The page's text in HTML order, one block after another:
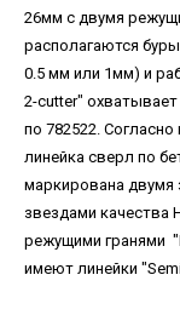
26мм с двумя
располагаются
0.5 мм или 1мм) и
2-cutter" охватывает
по 782522.
линейка сверл по
маркирована двумя
звездами качества
режущими гранями
имеют линейки